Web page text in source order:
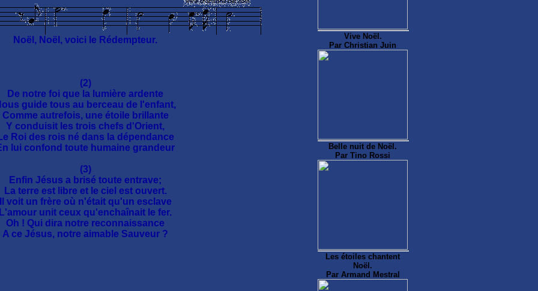
Noël, Noël, voici le Rédempteur.
(2)
De notre foi que la lumière ardente
guide tous au berceau de l'enfant,
Comme autrefois, une étoile brillante
Y conduisit les trois chefs d'Orient,
Roi des rois né dans la dépendance
lui confond toute humaine grandeur
(3)
Enfin Jésus a brisé toute entrave;
La terre est libre et le ciel est ouvert.
voit un frère où n'était qu'un esclave
unit ceux qu'enchaînait le fer.
Oh ! Qui dira notre reconnaissance
A ce Jésus, notre aimable Sauveur ?
Vive Noël.
Par Christian Juin
Belle nuit de Noël.
Par Tino Rossi
Les étoiles chantent
Noël.
Par Armand Mestral